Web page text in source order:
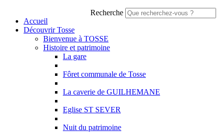
Recherche
Accueil
Découvrir Tosse
Bienvenue à TOSSE
Histoire et patrimoine
La gare
Fôret communale de Tosse
La caverie de GUILHEMANE
Eglise ST SEVER
Nuit du patrimoine